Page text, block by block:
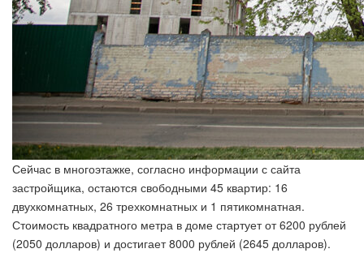
Сейчас в многоэтажке, согласно информации с сайта
застройщика, остаются свободными 45 квартир: 16
двухкомнатных, 26 трехкомнатных и 1 пятикомнатная.
Стоимость квадратного метра в доме стартует от 6200 рублей
(2050 долларов) и достигает 8000 рублей (2645 долларов).